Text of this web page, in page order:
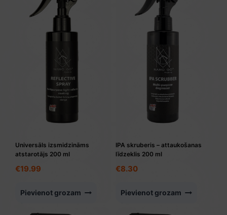
Universāls izsmidzināms
atstarotājs 200 ml
€19.99
Pievienot grozam
IPA skruberis – attaukošanas
līdzeklis 200 ml
€8.30
Pievienot grozam